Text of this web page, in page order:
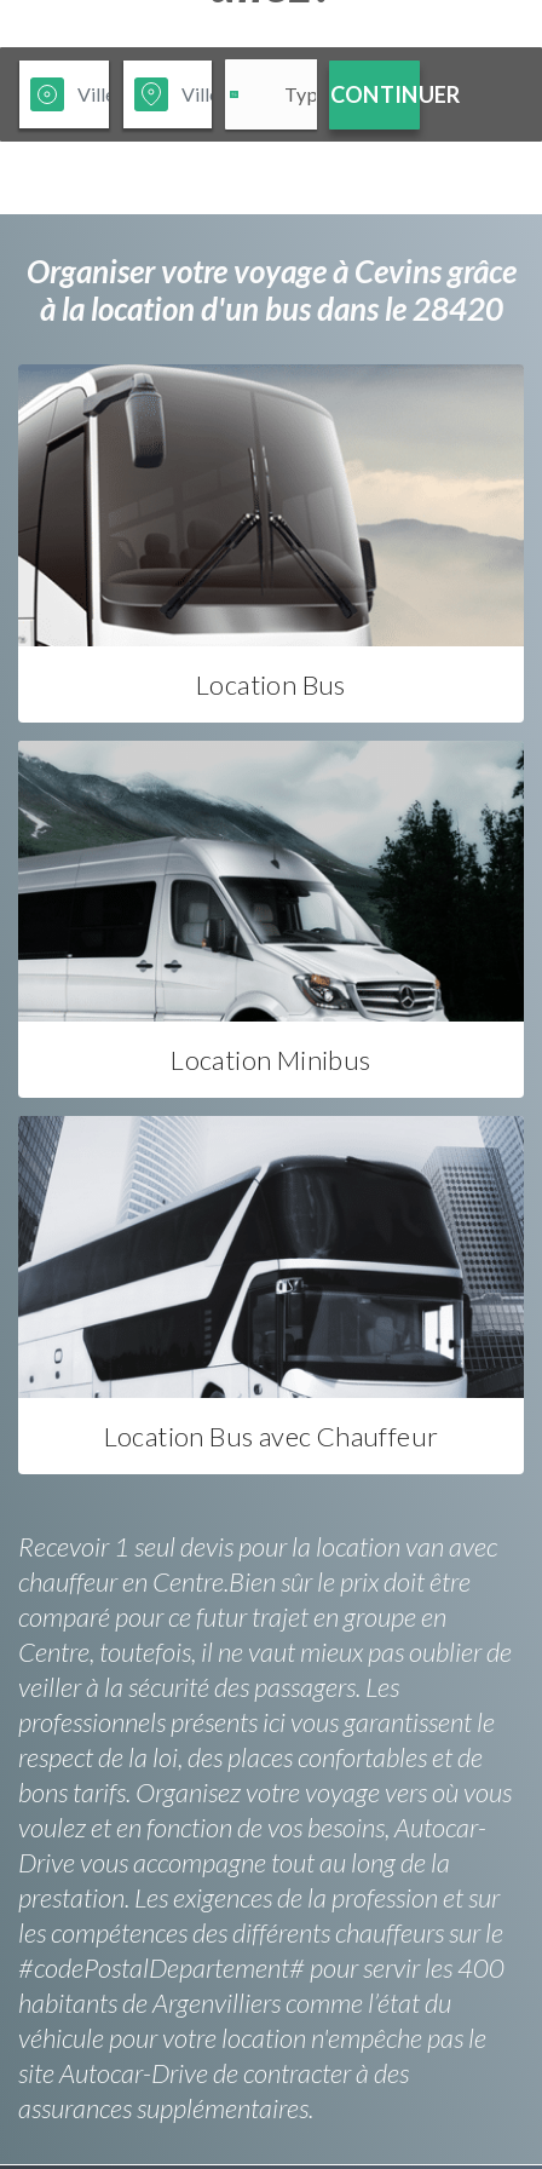
CONTINUER
Organiser votre voyage à Cevins grâce
à la location d'un bus dans le 28420
Location Bus
Location Minibus
Location Bus avec Chauffeur
Recevoir 1 seul devis pour la location van avec
chauffeur en Centre.Bien sûr le prix doit être
comparé pour ce futur trajet en groupe en
Centre, toutefois, il ne vaut mieux pas oublier de
veiller à la sécurité des passagers. Les
professionnels présents ici vous garantissent le
respect de la loi, des places confortables et de
bons tarifs. Organisez votre voyage vers où vous
voulez et en fonction de vos besoins, Autocar-
Drive vous accompagne tout au long de la
prestation. Les exigences de la profession et sur
les compétences des différents chauffeurs sur le
#codePostalDepartement# pour servir les 400
habitants de Argenvilliers comme l’état du
véhicule pour votre location n'empêche pas le
site Autocar-Drive de contracter à des
assurances supplémentaires.